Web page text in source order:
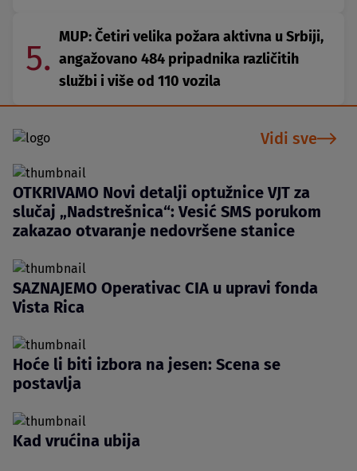
5.
MUP: Četiri velika požara aktivna u Srbiji,
angažovano 484 pripadnika različitih
službi i više od 110 vozila
Vidi sve
OTKRIVAMO Novi detalji optužnice VJT za
slučaj „Nadstrešnica“: Vesić SMS porukom
zakazao otvaranje nedovršene stanice
SAZNAJEMO Operativac CIA u upravi fonda
Vista Rica
Hoće li biti izbora na jesen: Scena se
postavlja
Kad vrućina ubija